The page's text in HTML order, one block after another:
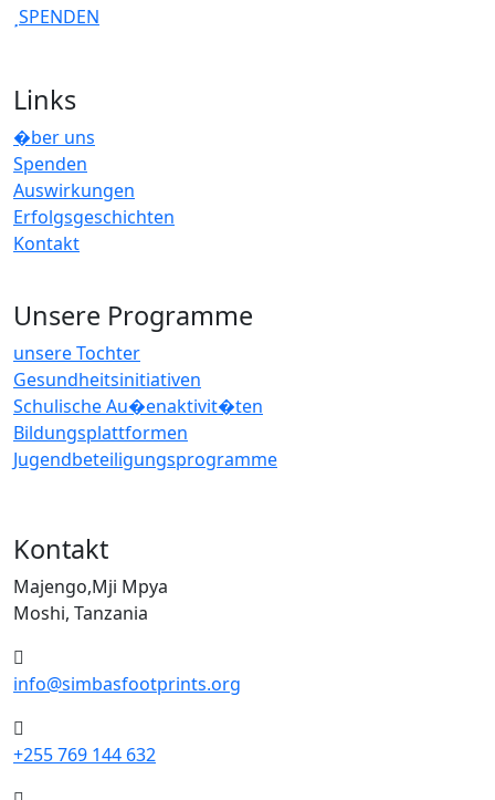
SPENDEN
Links
�ber uns
Spenden
Auswirkungen
Erfolgsgeschichten
Kontakt
Unsere Programme
unsere Tochter
Gesundheitsinitiativen
Schulische Au�enaktivit�ten
Bildungsplattformen
Jugendbeteiligungsprogramme
Kontakt
Majengo,Mji Mpya
Moshi, Tanzania
info@simbasfootprints.org
+255 769 144 632